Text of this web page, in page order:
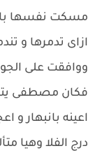
مسكت نفسها
ازاى تدمرها و
ووافقت على
فكان مصطفى
اعينه بانبهار و
درج الفلا وهيا